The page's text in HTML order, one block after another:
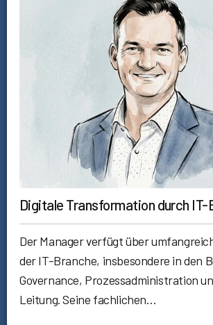
Digitale Transformation durch IT-
Der Manager verfügt über
der IT-Branche, insbesondere in den
Governance, Prozessadministration
Leitung. Seine fachlichen…